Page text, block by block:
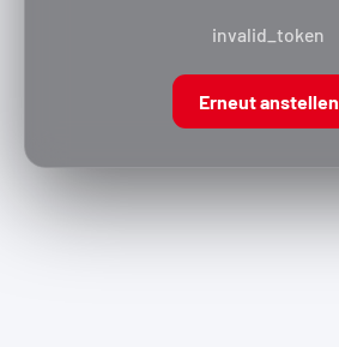
invalid_token
Erneut anstellen